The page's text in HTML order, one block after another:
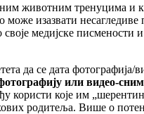
животним тренуцима и
може изазвати
медијске писмености
да се дата
фотографију или видео-
користи које им
родитеља. Више о